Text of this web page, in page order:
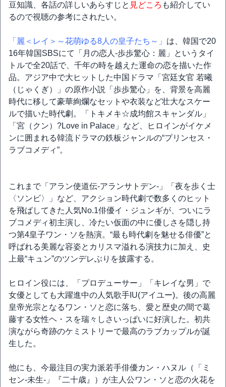
豆知識、各話の詳しいあらすじと 見どころ も紹介してい
るので視聴の参考にされたい。
「麗＜レイ＞～花萌ゆる8人の皇子たち～」 は、韓国で20
16年韓国SBSにて「月の恋人-歩歩驚心：麗」というタイ
トルで全20話で、千年の時を越えた運命の恋を描いた作
品。アジア中で大ヒットした中国ドラマ「宮廷女官 若曦
（じゃくぎ）」の原作小説「歩歩驚心」を、背景を高麗
時代に移して豪華絢爛なセットや衣装など壮大なスケー
ルで描いた時代劇。「トキメキ☆成均館スキャンダル」
「宮（クン）?Love in Palace」など、ヒロインがイケメ
ンに囲まれる韓流ドラマの鉄板ジャンルの“プリンセス・
ラブコメディ”。
これまで「アラン使道伝-アランサトデン-」「夜を歩く士
〈ソンビ〉」など、アクション時代劇で数多くのヒット
を飛ばしてきた人気No.1俳優イ・ジュンギが、ついにラ
ブコメディ初主演し、冷たい仮面の中に優しさを隠し持
つ第4皇子ワン・ソを熱演。“最も時代劇を魅せる俳優”と
呼ばれる美麗な容姿とカリスマ溢れる演技力に加え、史
上最“キュン”のツンデレぶりを披露する。
ヒロイン役には、「プロデューサー」「キレイな男」で
女優としても大躍進中の人気歌手IU(アイユー)。後の高麗
皇帝光宗となるワン・ソと恋に落ち、愛と歴史の間で葛
藤する女性ヘ・スを瑞々しさいっぱいに好演した。初共
演ながら奇跡のケミストリーで最高のラブカップルが誕
生した。
他にも、今最注目の実力派若手俳優カン・ハヌル（「ミ
セン-未生-」『二十歳』）が主人公ワン・ソと恋の火花を